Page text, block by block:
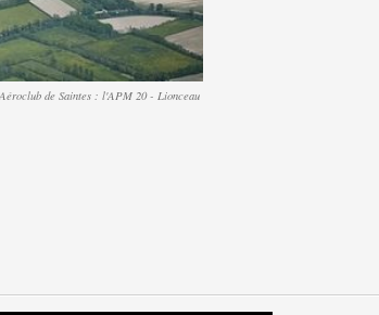
de Saintes : l'APM 20 - Lionceau